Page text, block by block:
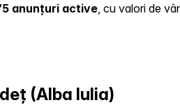
anunțuri active , cu valori de
(Alba Iulia)